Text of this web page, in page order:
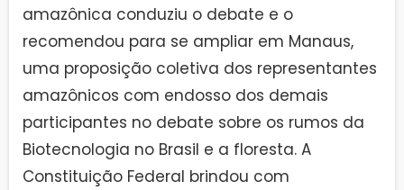
amazônica conduziu o debate e o
recomendou para se ampliar em Manaus,
uma proposição coletiva dos representantes
amazônicos com endosso dos demais
participantes no debate sobre os rumos da
Biotecnologia no Brasil e a floresta. A
Constituição Federal brindou com